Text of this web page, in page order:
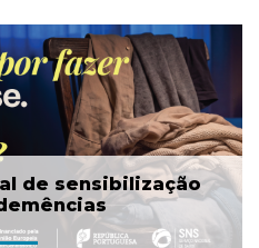
de sensibilização